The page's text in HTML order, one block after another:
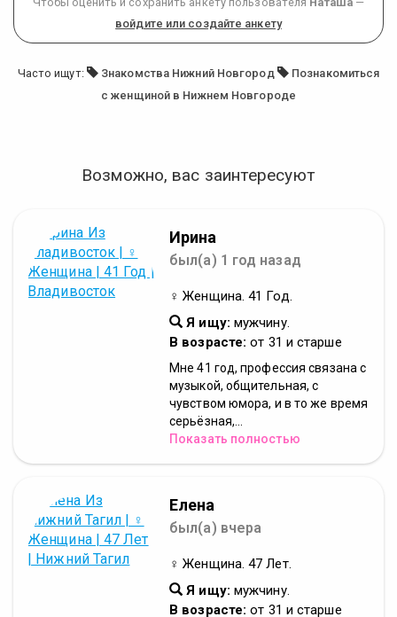
войдите или создайте анкету
Часто ищут: Знакомства Нижний Новгород
Познакомиться
с женщиной в Нижнем Новгороде
Возможно, вас заинтересуют
Ирина
был(а) 1 год назад
♀ Женщина. 41 Год.
Я ищу: мужчину.
В возрасте: от 31 и старше
Мне 41 год, профессия связана с
музыкой, общительная, с
чувством юмора, и в то же время
серьёзная,...
Показать полностью
Елена
был(а) вчера
♀ Женщина. 47 Лет.
Я ищу: мужчину.
В возрасте: от 31 и старше